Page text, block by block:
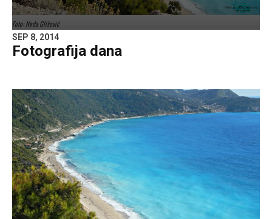
Foto: Neda Glišović
SEP 8, 2014
Fotografija dana